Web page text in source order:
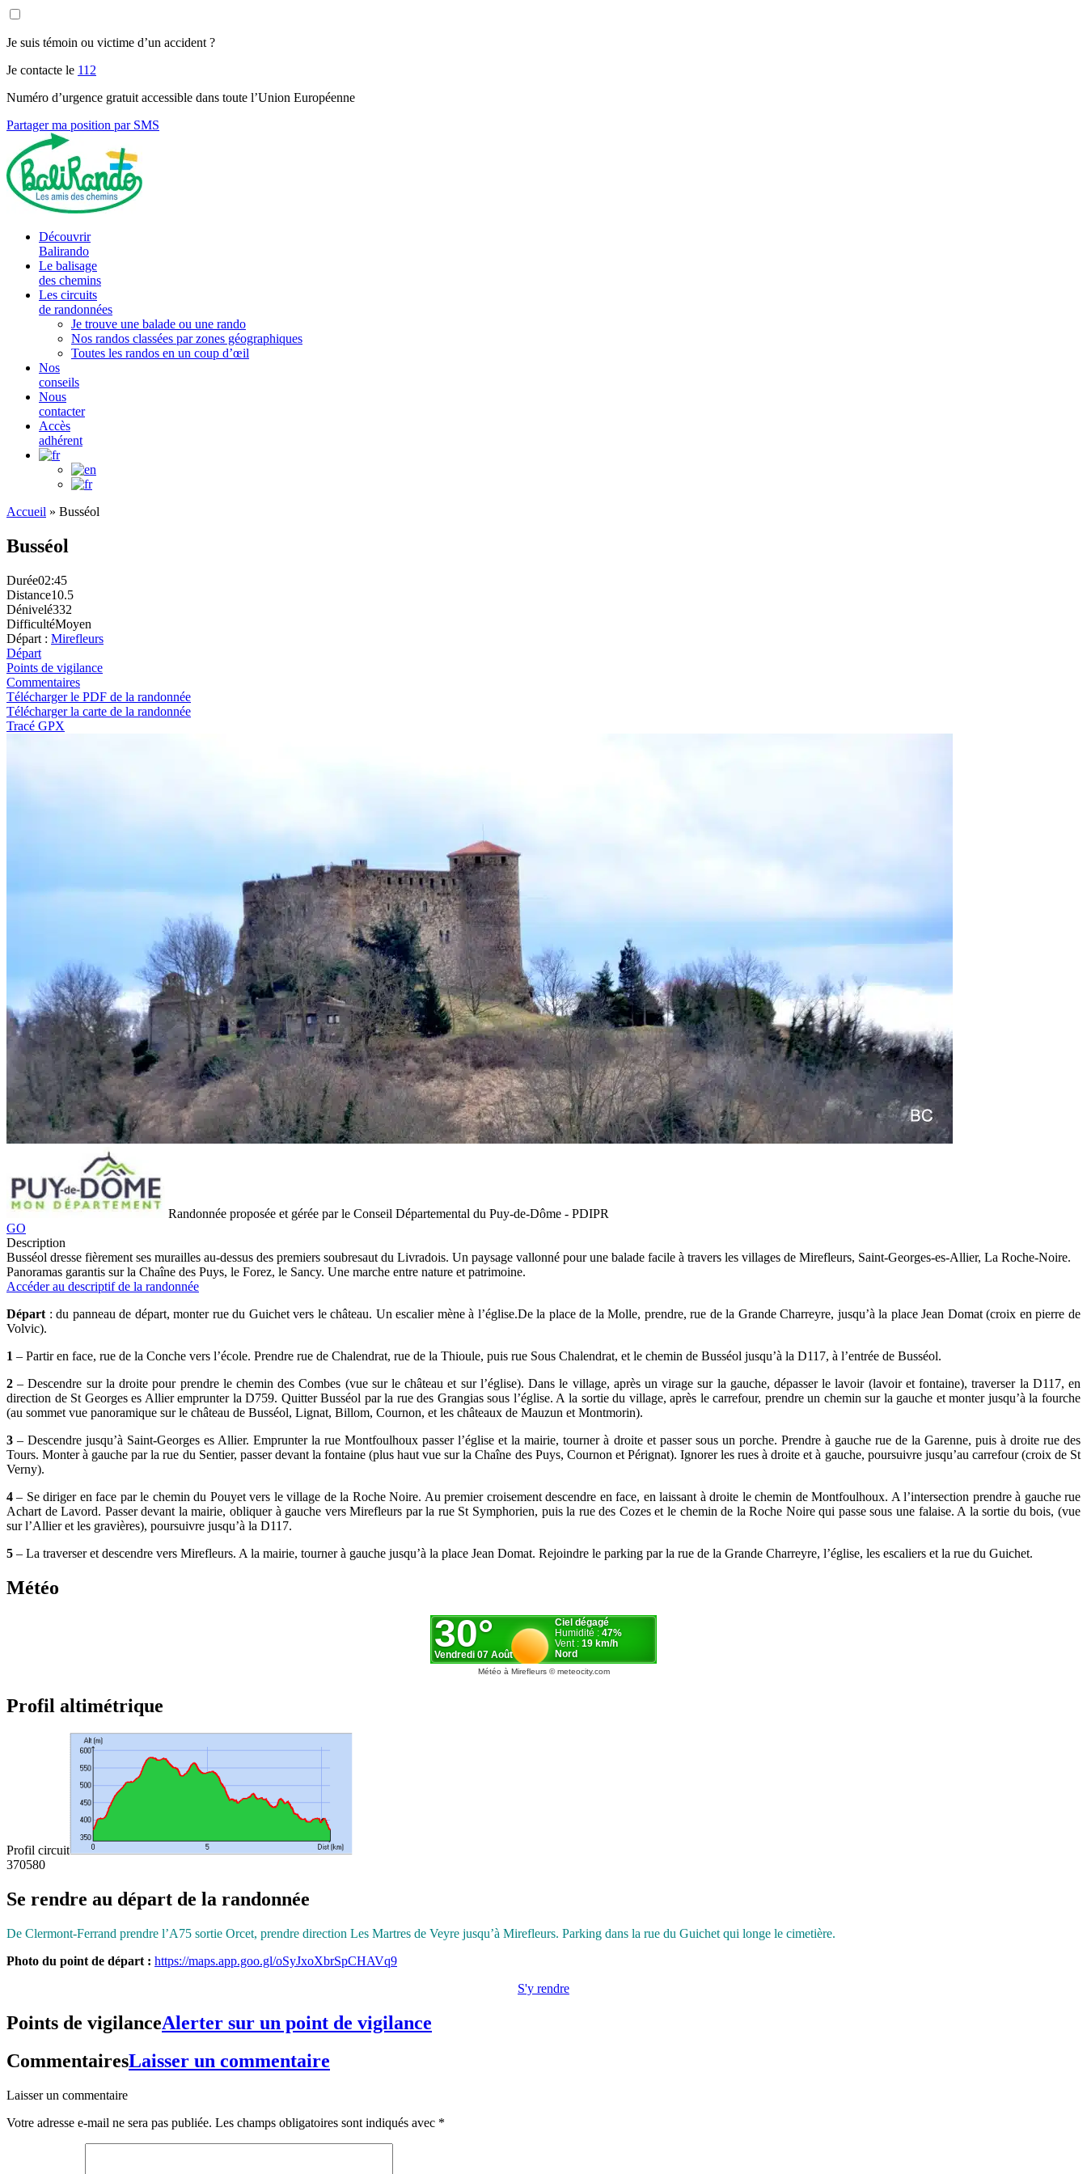
Je suis témoin ou victime d’un accident ?
Je contacte le 112
Numéro d’urgence gratuit accessible dans toute l’Union Européenne
Partager ma position par SMS
Découvrir
Balirando
Le balisage
des chemins
Les circuits
de randonnées
Je trouve une balade ou une rando
Nos randos classées par zones géographiques
Toutes les randos en un coup d’œil
Nos
conseils
Nous
contacter
Accès
adhérent
Accueil » Busséol
Busséol
Durée02:45
Distance10.5
Dénivelé332
DifficultéMoyen
Départ : Mirefleurs
Départ
Points de vigilance
Commentaires
Télécharger le PDF de la randonnée
Télécharger la carte de la randonnée
Tracé GPX
Randonnée proposée et gérée par le Conseil Départemental du Puy-de-Dôme - PDIPR
GO
Description
Busséol dresse fièrement ses murailles au-dessus des premiers soubresaut du Livradois. Un paysage vallonné pour une balade facile à travers les villages de Mirefleurs, Saint-Georges-es-Allier, La Roche-Noire.
Panoramas garantis sur la Chaîne des Puys, le Forez, le Sancy. Une marche entre nature et patrimoine.
Accéder au descriptif de la randonnée
Départ : du panneau de départ, monter rue du Guichet vers le château. Un escalier mène à l’église.De la place de la Molle, prendre, rue de la Grande Charreyre, jusqu’à la place Jean Domat (croix en pierre de
Volvic).
1 – Partir en face, rue de la Conche vers l’école. Prendre rue de Chalendrat, rue de la Thioule, puis rue Sous Chalendrat, et le chemin de Busséol jusqu’à la D117, à l’entrée de Busséol.
2 – Descendre sur la droite pour prendre le chemin des Combes (vue sur le château et sur l’église). Dans le village, après un virage sur la gauche, dépasser le lavoir (lavoir et fontaine), traverser la D117, en
direction de St Georges es Allier emprunter la D759. Quitter Busséol par la rue des Grangias sous l’église. A la sortie du village, après le carrefour, prendre un chemin sur la gauche et monter jusqu’à la fourche
(au sommet vue panoramique sur le château de Busséol, Lignat, Billom, Cournon, et les châteaux de Mauzun et Montmorin).
3 – Descendre jusqu’à Saint-Georges es Allier. Emprunter la rue Montfoulhoux passer l’église et la mairie, tourner à droite et passer sous un porche. Prendre à gauche rue de la Garenne, puis à droite rue des
Tours. Monter à gauche par la rue du Sentier, passer devant la fontaine (plus haut vue sur la Chaîne des Puys, Cournon et Pérignat). Ignorer les rues à droite et à gauche, poursuivre jusqu’au carrefour (croix de St
Verny).
4 – Se diriger en face par le chemin du Pouyet vers le village de la Roche Noire. Au premier croisement descendre en face, en laissant à droite le chemin de Montfoulhoux. A l’intersection prendre à gauche rue
Achart de Lavord. Passer devant la mairie, obliquer à gauche vers Mirefleurs par la rue St Symphorien, puis la rue des Cozes et le chemin de la Roche Noire qui passe sous une falaise. A la sortie du bois, (vue
sur l’Allier et les gravières), poursuivre jusqu’à la D117.
5 – La traverser et descendre vers Mirefleurs. A la mairie, tourner à gauche jusqu’à la place Jean Domat. Rejoindre le parking par la rue de la Grande Charreyre, l’église, les escaliers et la rue du Guichet.
Météo
Météo à Mirefleurs© meteocity.com
Profil altimétrique
Profil circuit
370580
Se rendre au départ de la randonnée
De Clermont-Ferrand prendre l’A75 sortie Orcet, prendre direction Les Martres de Veyre jusqu’à Mirefleurs. Parking dans la rue du Guichet qui longe le cimetière.
Photo du point de départ : https://maps.app.goo.gl/oSyJxoXbrSpCHAVq9
S'y rendre
Points de vigilanceAlerter sur un point de vigilance
CommentairesLaisser un commentaire
Laisser un commentaire
Votre adresse e-mail ne sera pas publiée. Les champs obligatoires sont indiqués avec *